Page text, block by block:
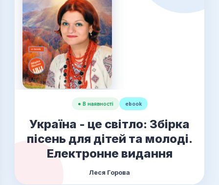
● В наявності ebook
Україна - це світло: Збірка
пісень для дітей та молоді.
Електронне видання
Леся Горова